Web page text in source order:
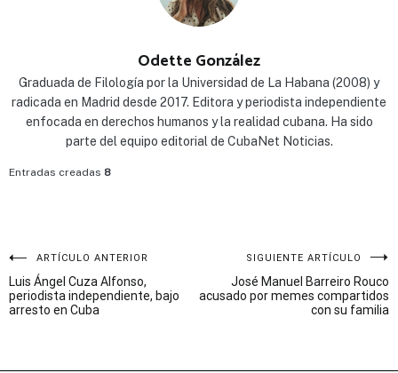
Odette González
Graduada de Filología por la Universidad de La Habana (2008) y
radicada en Madrid desde 2017. Editora y periodista independiente
enfocada en derechos humanos y la realidad cubana. Ha sido
parte del equipo editorial de CubaNet Noticias.
Entradas creadas 8
Navegación
de
ARTÍCULO ANTERIOR
Luis Ángel Cuza Alfonso,
periodista independiente, bajo
arresto en Cuba
SIGUIENTE ARTÍCULO
José Manuel Barreiro Rouco
acusado por memes compartidos
con su familia